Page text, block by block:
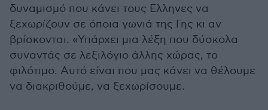
δυναμισμό που κάνει τους Ελληνες να
ξεχωρίζουν σε όποια γωνιά της Γης κι αν
βρίσκονται. «Υπάρχει μια λέξη που δύσκολα
συναντάς σε λεξιλόγιο άλλης χώρας, το
φιλότιμο. Αυτό είναι που μας κάνει να θέλουμε
να διακριθούμε, να ξεχωρίσουμε.